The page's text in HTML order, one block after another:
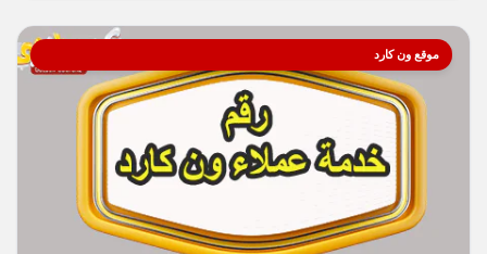
موقع ون كارد